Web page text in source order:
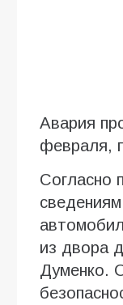
Авария
февраля,
Согласно
из двора
Думенко.